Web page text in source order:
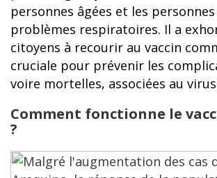
personnes âgées et les
problèmes respiratoires. Il a
citoyens à recourir au vaccin
cruciale pour prévenir les
voire mortelles, associées au
Comment fonctionne le
?